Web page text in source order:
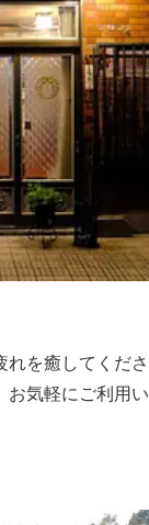
を癒してくださ
お気軽にご利用い